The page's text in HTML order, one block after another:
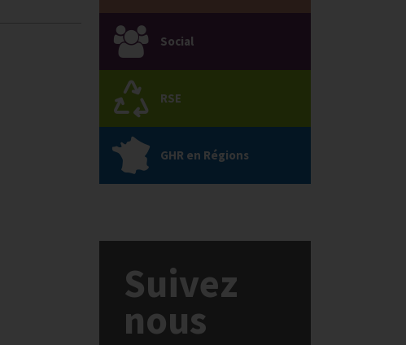
Social
RSE
GHR en Régions
Suivez
nous